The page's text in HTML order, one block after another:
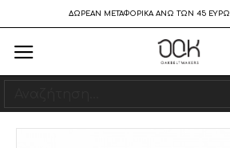
ΔΩΡΕΑΝ ΜΕΤΑΦΟΡΙΚΑ ΑΝΩ ΤΩΝ 45 ΕΥΡΩ